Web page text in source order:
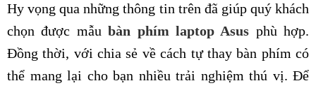
Hy vọng qua những thông tin trên đã giúp quý khách
chọn được mẫubàn phím laptop Asus phù hợp.
Đồng thời, với chia sẻ về cách tự thay bàn phím có
thể mang lại cho bạn nhiều trải nghiệm thú vị. Để